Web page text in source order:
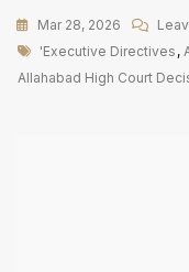
Mar 28, 2026
Tags
'Executive Directives ,
Allahabad High Court